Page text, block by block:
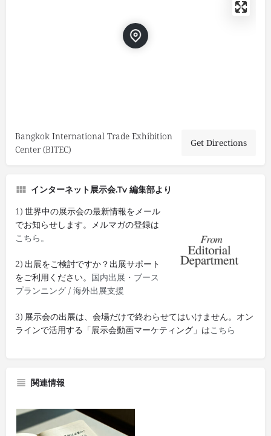
Bangkok International Trade Exhibition
Center (BITEC)
Get Directions
インターネット展示会.tv 編集部より
1) 世界中の展示会の最新情報をメール
でお知らせします。メルマガの登録は
こちら。
2) 出展をご検討ですか？出展サポート
をご利用ください。 国内出展・ブース
プランニング / 海外出展支援
3) 展示会の出展は、会場だけで終わらせてはいけません。オン
ラインで活用する「展示会動画マーケティング」はこちら
関連情報